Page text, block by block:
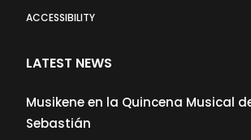
ACCESSIBILITY
LATEST NEWS
Musikene en la Quincena Musical
Sebastián